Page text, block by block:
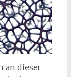
an dieser